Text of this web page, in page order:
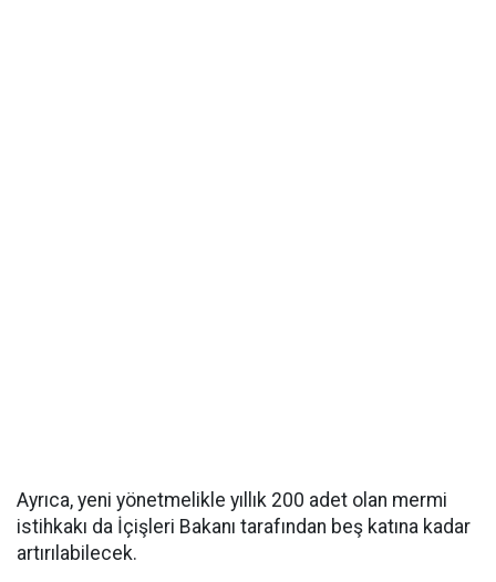
Ayrıca, yeni yönetmelikle yıllık 200 adet olan mermi
istihkakı da İçişleri Bakanı tarafından beş katına kadar
artırılabilecek.